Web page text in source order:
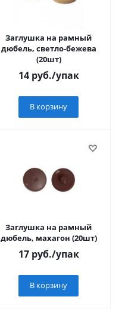
Заглушка на рамный
дюбель, светло-бежева
(20шт)
14руб./упак
В корзину
Заглушка на рамный
дюбель, махагон (20шт)
17руб./упак
В корзину